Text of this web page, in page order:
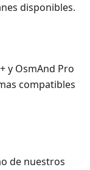
disponibles.
y OsmAnd Pro
compatibles
de nuestros